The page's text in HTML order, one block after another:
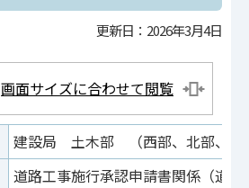
更新日：2026年3月4日
画面サイズに合わせて閲覧
建設局 土木部 （西部、北部、南
道路工事施行承認申請書関係（道